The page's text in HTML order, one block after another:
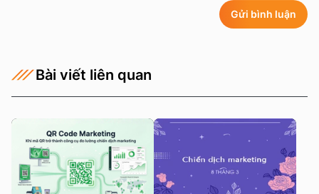
Gửi bình luận
Bài viết liên quan